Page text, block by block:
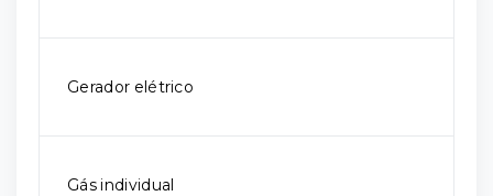
Gerador elétrico
Gás individual